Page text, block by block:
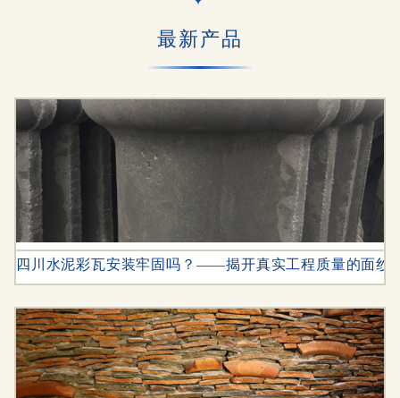
最新产品
四川水泥彩瓦安装牢固吗？——揭开真实工程质量的面纱